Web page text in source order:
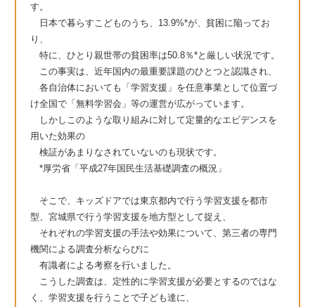
す。​
日本で暮らすこどものうち、13.9%*が、貧困に陥ってお
り、
特に、ひとり親世帯の貧困率は50.8％*と厳しい状況です。
この事実は、近年国内の最重要課題のひとつと認識され、
各自治体においても「学習支援」を任意事業として位置づ
け全国で「無料学習会」等の運営が広がっています。
しかしこのような取り組みに対して定量的なエビデンスを
用いた効果の
検証があまりなされていないのも現状です。​
*厚労省「平成27年国民生活基礎調査の概況」​
そこで、キッズドアでは東京都内で行う学習支援を都市
型、宮城県で行う学習支援を地方型として捉え、
それぞれの学習支援の手法や効果について、第三者の専門
機関による調査分析ならびに
有識者による考察を行いました。
こうした調査は、定性的に学習支援が必要とするのではな
く、学習支援を行うことで子ども達に、